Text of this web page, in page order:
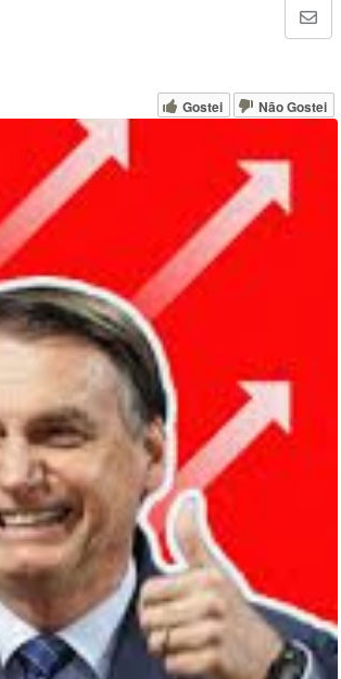
Share
Email
Gostei Não Gostei